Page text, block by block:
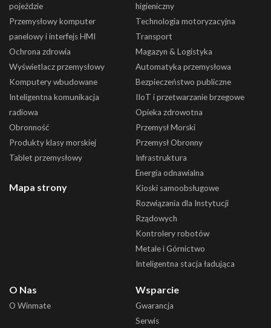
pojeździe
Przemysłowy komputer
panelowy i interfejs HMI
Ochrona zdrowia
Wyświetlacz przemysłowy
Komputery wbudowane
Inteligentna komunikacja
radiowa
Obronność
Produkty klasy morskiej
Tablet przemysłowy
Mapa strony
higieniczny
Technologia motoryzacyjna
Transport
Magazyn & Logistyka
Automatyka przemysłowa
Bezpieczeństwo publiczne
IIoT i przetwarzanie brzegowe
Opieka zdrowotna
Przemysł Morski
Przemysł Obronny
Infrastruktura
Energia odnawialna
Kioski samoobsługowe
Rozwiązania dla Instytucji
Rządowych
Kontrolery robotów
Metale i Górnictwo
Inteligentna stacja ładująca
O Nas
O Winmate
Wsparcie
Gwarancja
Serwis